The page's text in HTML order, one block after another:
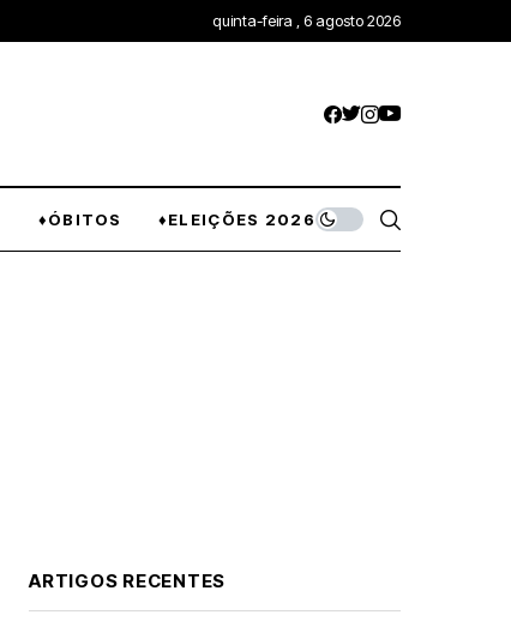
quinta-feira , 6 agosto 2026
♦ÓBITOS ♦ELEIÇÕES 2026
ARTIGOS RECENTES